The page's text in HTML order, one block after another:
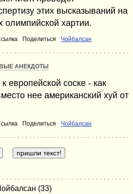
этих высказываний на
олимпийской хартии.
Поделиться Чойбалсан
АНЕКДОТЫ
европейской соске - как
нее американский хуй от
Поделиться Чойбалсан
(33)